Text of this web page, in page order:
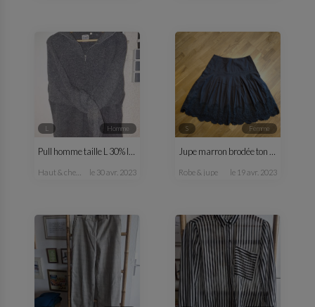
L homme
Pull homme taille L 30% laine
haut & chemise le 30 avr. 2023
S femme
Jupe marron brodée ton sur ton
robe & jupe le 19 avr. 2023